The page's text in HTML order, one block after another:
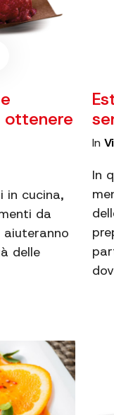
ottenere
in cucina,
da
delle
In
In